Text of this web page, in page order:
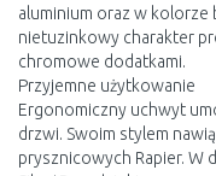
aluminium oraz w kolorze
nietuzinkowy charakter
chromowe dodatkami.
Przyjemne użytkowanie
Ergonomiczny uchwyt
drzwi. Swoim stylem
prysznicowych Rapier. W